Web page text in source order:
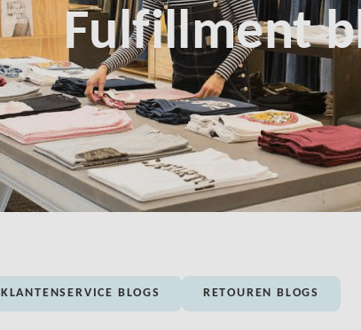
Fulfillment
KLANTENSERVICE BLOGS RETOUREN BLOGS